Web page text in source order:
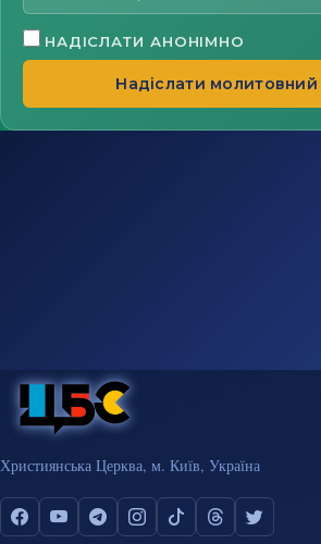
НАДІСЛАТИ АНОНІМНО
Надіслати молитовний
Християнська Церква, м. Київ, Україна